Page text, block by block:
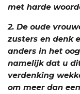
met harde
2. De oude
zusters en denk
anders in het
namelijk dat u
verdenking
om meer dan